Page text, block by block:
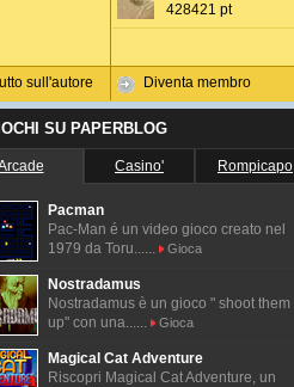
sull'autore
428421 pt
Diventa membro
SU PAPERBLOG
Casino' Rompicapo
Pacman
Pac-Man é un video gioco creato nel
1979 da Toru......
Gioca
Nostradamus
Nostradamus è un gioco " shoot them
up" con una......
Gioca
Magical Cat Adventure
Riscopri Magical Cat Adventure, un